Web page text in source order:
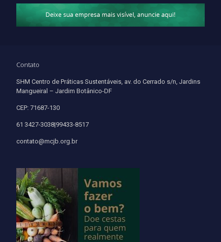
Contato
SHM Centro de Práticas Sustentáveis, av. do Cerrado s/n, Jardins
Mangueiral – Jardim Botânico-DF
CEP: 71687-130
61 3427-3038|99433-8517
contato@mcjb.org.br